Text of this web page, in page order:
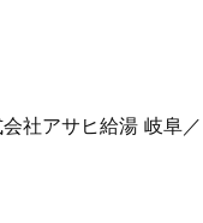
社アサヒ給湯 岐阜